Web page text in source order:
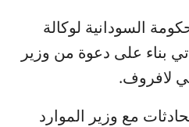
السودانية لوكالة
بناء على دعوة من وزير
لافروف.
محادثات مع وزير الموارد